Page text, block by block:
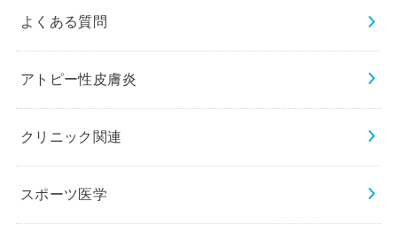
よくある質問
アトピー性皮膚炎
クリニック関連
スポーツ医学